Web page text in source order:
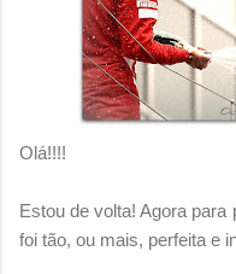
Olá!!!!
Estou de volta! Agora para
foi tão, ou mais, perfeita e